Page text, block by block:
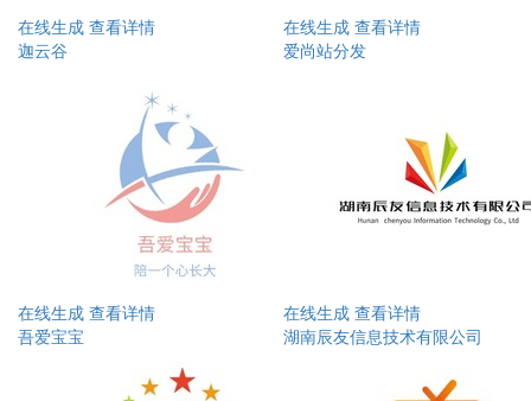
在线生成 查看详情
迦云谷
在线生成 查看详情
爱尚站分发
在线生成 查看详情
吾爱宝宝
在线生成 查看详情
湖南辰友信息技术有限公司